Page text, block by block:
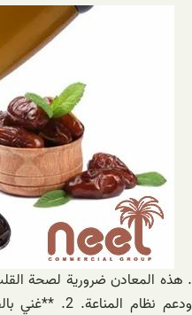
. هذه المعادن ضرورية لصحة
ودعم نظام